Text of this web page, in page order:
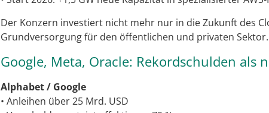
Der Konzern investiert nicht mehr nur in die Zukunft des
Grundversorgung für den öffentlichen und privaten Sektor.
Google, Meta, Oracle: Rekordschulden als
Alphabet / Google
• Anleihen über 25 Mrd. USD